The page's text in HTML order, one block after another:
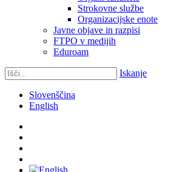
Strokovne službe
Organizacijske enote
Javne objave in razpisi
FTPO v medijih
Eduroam
Iskanje
Slovenščina
English